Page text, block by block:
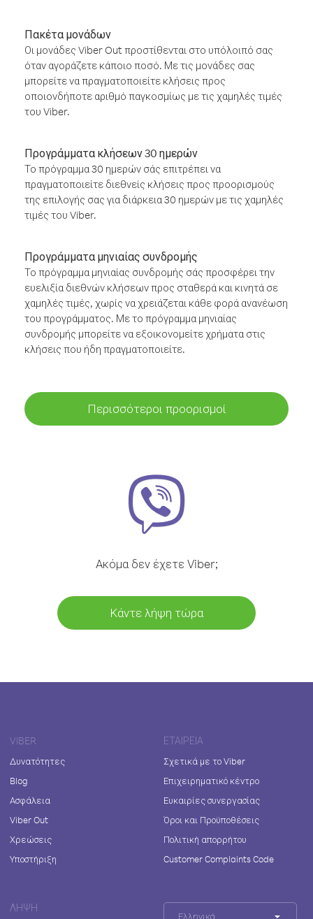
Πακέτα μονάδων
Οι μονάδες Viber Out προστίθενται στο υπόλοιπό σας
όταν αγοράζετε κάποιο ποσό. Με τις μονάδες σας
μπορείτε να πραγματοποιείτε κλήσεις προς
οποιονδήποτε αριθμό παγκοσμίως με τις χαμηλές τιμές
του Viber.
Προγράμματα κλήσεων 30 ημερών
Το πρόγραμμα 30 ημερών σάς επιτρέπει να
πραγματοποιείτε διεθνείς κλήσεις προς προορισμούς
της επιλογής σας για διάρκεια 30 ημερών με τις χαμηλές
τιμές του Viber.
Προγράμματα μηνιαίας συνδρομής
Το πρόγραμμα μηνιαίας συνδρομής σάς προσφέρει την
ευελιξία διεθνών κλήσεων προς σταθερά και κινητά σε
χαμηλές τιμές, χωρίς να χρειάζεται κάθε φορά ανανέωση
του προγράμματος. Με το πρόγραμμα μηνιαίας
συνδρομής μπορείτε να εξοικονομείτε χρήματα στις
κλήσεις που ήδη πραγματοποιείτε.
Περισσότεροι προορισμοί
Ακόμα δεν έχετε Viber;
Κάντε λήψη τώρα
VIBER
Δυνατότητες
Blog
Ασφάλεια
Viber Out
Χρεώσεις
Υποστήριξη
ΕΤΑΙΡΕΊΑ
Σχετικά με το Viber
Επιχειρηματικό κέντρο
Ευκαιρίες συνεργασίας
Όροι και Προϋποθέσεις
Πολιτική απορρήτου
Customer Complaints Code
ΛΉΨΗ
Ελληνικά